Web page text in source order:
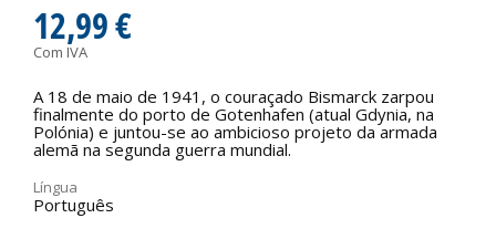
12,99 €
Com IVA
A 18 de maio de 1941, o couraçado Bismarck zarpou
finalmente do porto de Gotenhafen (atual Gdynia, na
Polónia) e juntou-se ao ambicioso projeto da armada
alemã na segunda guerra mundial.
Língua
Português